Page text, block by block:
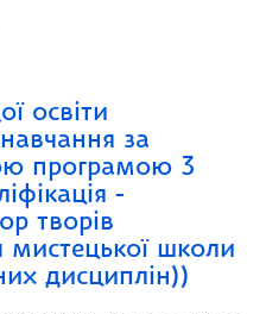
освіти
за
програмою 3
-
творів
мистецької школи
дисциплін))